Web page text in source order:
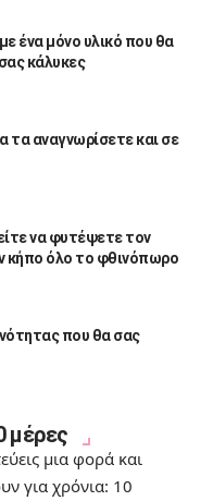
ένα μόνο υλικό που θα
κάλυκες
τα αναγνωρίσετε και σε
να φυτέψετε τον
κήπο όλο το φθινόπωρο
που θα σας
μέρες
μια φορά και
για χρόνια: 10